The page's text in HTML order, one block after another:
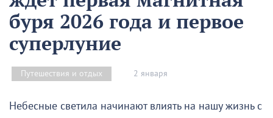
буря 2026 года и первое
суперлуние
Путешествия и отдых 2 января
Небесные светила начинают влиять на нашу жизнь с